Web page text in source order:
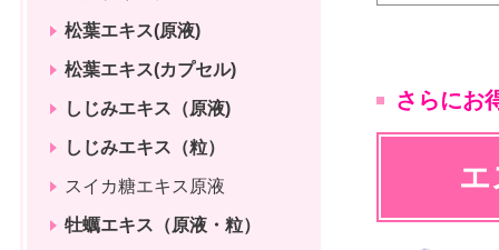
さらにお
松葉エキス(原液)
松葉エキス(カプセル)
しじみエキス（原液)
しじみエキス（粒）
スイカ糖エキス原液
牡蠣エキス（原液・粒）